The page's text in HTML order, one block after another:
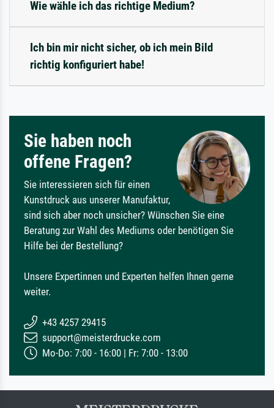
Wie wähle ich das richtige Medium?
Ich bin mir nicht sicher, ob ich mein Bild
richtig konfiguriert habe!
Sie haben noch
offene Fragen?
Sie interessieren sich für einen
Kunstdruck aus unserer Manufaktur,
sind sich aber noch unsicher? Wünschen Sie eine
Beratung zur Wahl des Mediums oder benötigen Sie
Hilfe bei der Bestellung?
Unsere Expertinnen und Experten helfen Ihnen gerne
weiter.
+43 4257 29415
support@meisterdrucke.com
Mo-Do: 7:00 - 16:00 | Fr: 7:00 - 13:00